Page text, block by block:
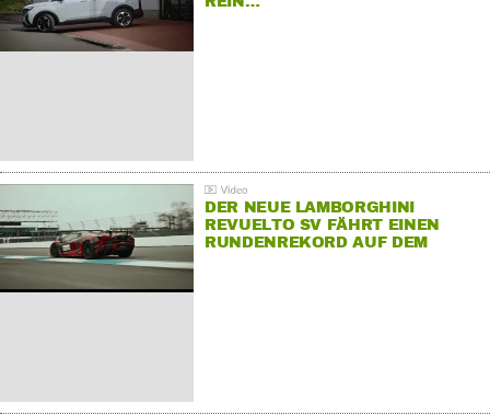
DER NEUE LAMBORGHINI
REVUELTO SV FÄHRT EINEN
RUNDENREKORD AUF DEM